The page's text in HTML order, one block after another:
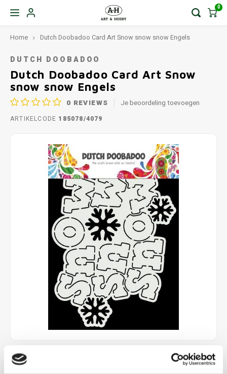
0
Home Dutch Doobadoo Card Art Snow snow snow Engels
DUTCH DOOBADOO
Dutch Doobadoo Card Art Snow
snow snow Engels
0 REVIEWS Je beoordeling toevoegen
ARTIKELCODE 185078/4079
€3,95